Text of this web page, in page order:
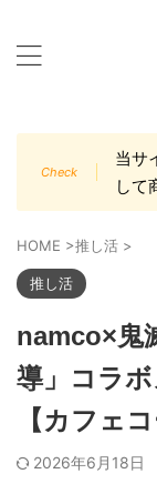
当サ
して
HOME >推し活 >
推し活
namco×鬼
導」コラ
【カフェ
2026年6月18日